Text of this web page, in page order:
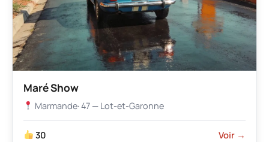
Maré Show
Marmande· 47 — Lot-et-Garonne
30 Voir →